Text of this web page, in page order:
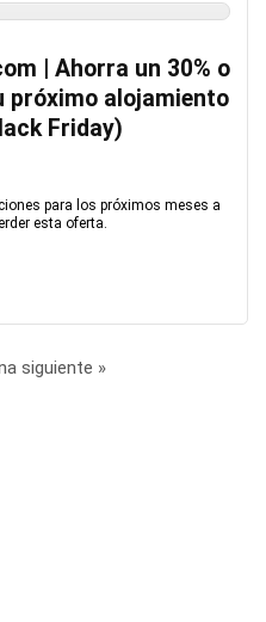
| Ahorra un 30% o
próximo alojamiento
Friday)
para los próximos meses a
esta oferta.
siguiente »